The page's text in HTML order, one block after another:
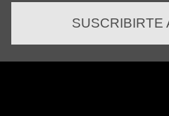
SUSCRIBIRTE